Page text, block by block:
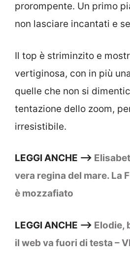
prorompente. Un primo
non lasciare incantati e
Il top è striminzito e
vertiginosa, con in più
quelle che non si
tentazione dello zoom,
irresistibile.
LEGGI ANCHE –>
vera regina del mare. La
è mozzafiato
LEGGI ANCHE –> Elodie,
il web va fuori di testa –